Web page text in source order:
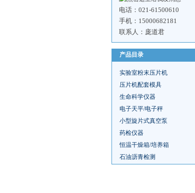
电话：021-61500610
手机：15000682181
联系人：庞道君
产品目录
实验室粉末压片机
压片机配套模具
生命科学仪器
电子天平/电子秤
小型旋片式真空泵
药检仪器
恒温干燥箱/培养箱
石油沥青检测